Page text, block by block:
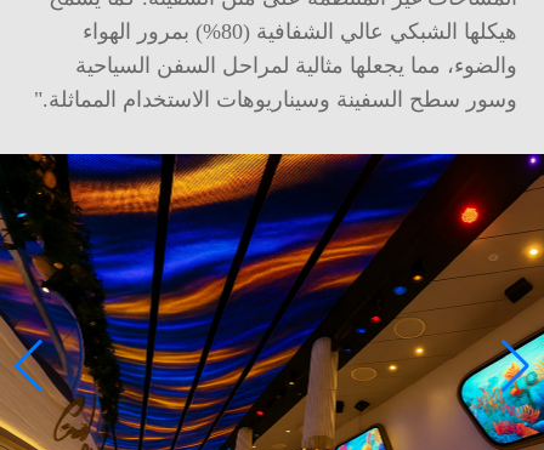
هيكلها الشبكي عالي الشفافية (80%) بمرور الهواء
والضوء، مما يجعلها مثالية لمراحل السفن السياحية
وسور سطح السفينة وسيناريوهات الاستخدام المماثلة."